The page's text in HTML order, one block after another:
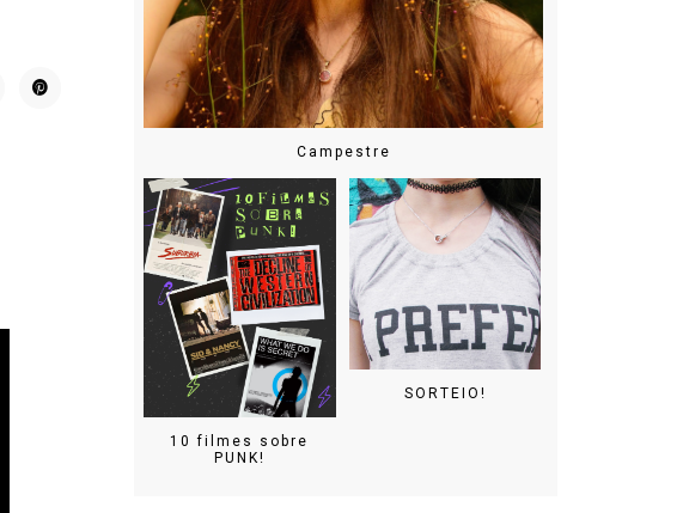
Campestre
10 filmes sobre
PUNK!
SORTEIO!